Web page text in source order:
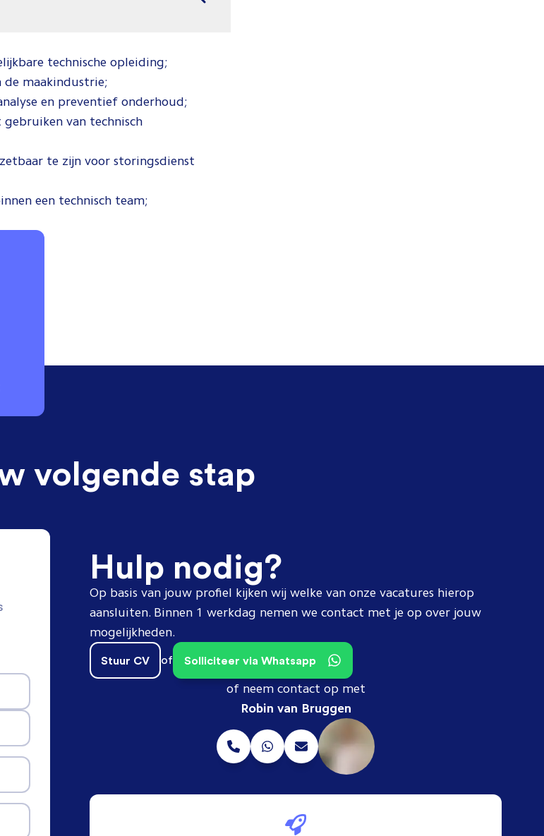
technische opleiding;
maakindustrie;
en preventief onderhoud;
van technisch
te zijn voor storingsdienst
een technisch team;
volgende stap
Hulp nodig?
Op basis van jouw profiel kijken wij welke van onze vacatures hierop
aansluiten. Binnen 1 werkdag nemen we contact met je op over jouw
mogelijkheden.
Stuur CV of Solliciteer via Whatsapp
of neem contact op met
Robin van Bruggen